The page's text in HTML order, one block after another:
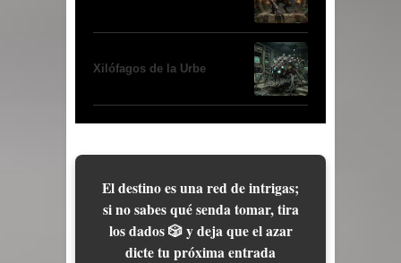
Xilófagos de la Urbe
El destino es una red de intrigas;
si no sabes qué senda tomar, tira
los dados 🎲 y deja que el azar
dicte tu próxima entrada